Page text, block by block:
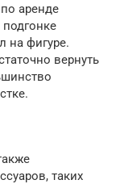
аренде
на фигуре.
вернуть
таких